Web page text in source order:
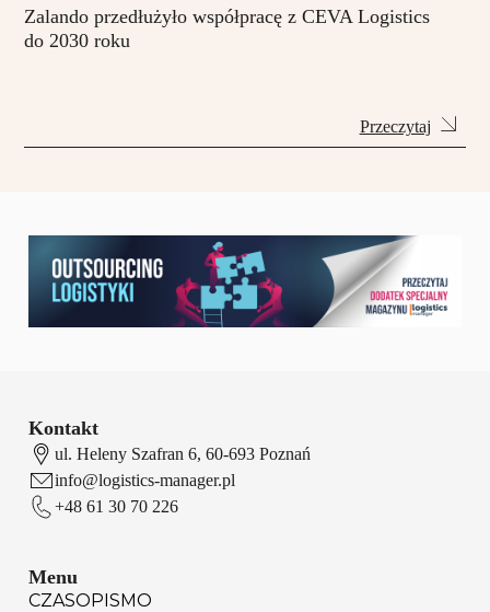
Zalando przedłużyło współpracę z CEVA Logistics
do 2030 roku
Przeczytaj
Kontakt
ul. Heleny Szafran 6, 60-693 Poznań
info@logistics-manager.pl
+48 61 30 70 226
Menu
CZASOPISMO